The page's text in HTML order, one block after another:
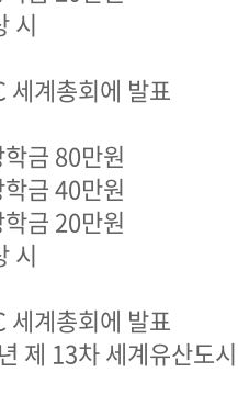
시
계총회에 발표
금 80만원
금 40만원
금 20만원
시
계총회에 발표
제 13차 세계유산도